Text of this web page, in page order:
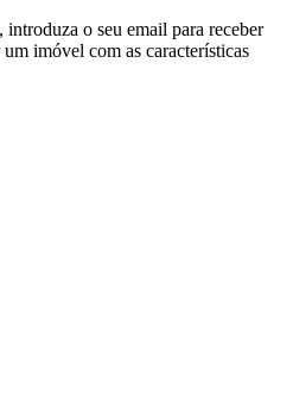
o seu email para receber
imóvel com as características